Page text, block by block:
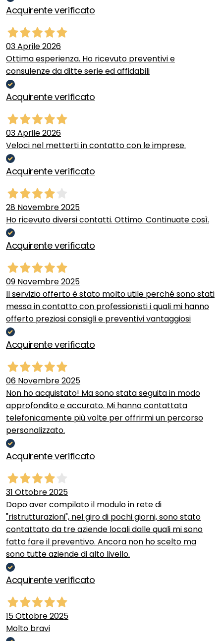
Acquirente verificato
03 Aprile 2026
Ottima esperienza. Ho ricevuto preventivi e
consulenze da ditte serie ed affidabili
Acquirente verificato
03 Aprile 2026
Veloci nel metterti in contatto con le imprese.
Acquirente verificato
28 Novembre 2025
Ho ricevuto diversi contatti. Ottimo. Continuate così.
Acquirente verificato
09 Novembre 2025
Il servizio offerto è stato molto utile perché sono stati
messa in contatto con professionisti i quali mi hanno
offerto preziosi consigli e preventivi vantaggiosi
Acquirente verificato
06 Novembre 2025
Non ho acquistato! Ma sono stata seguita in modo
approfondito e accurato. Mi hanno contattata
telefonicamente più volte per offrirmi un percorso
personalizzato.
Acquirente verificato
31 Ottobre 2025
Dopo aver compilato il modulo in rete di
"ristrutturazioni", nel giro di pochi giorni, sono stato
contattato da tre aziende locali dalle quali mi sono
fatto fare il preventivo. Ancora non ho scelto ma
sono tutte aziende di alto livello.
Acquirente verificato
15 Ottobre 2025
Molto bravi